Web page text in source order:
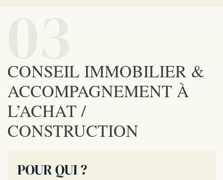
CONSEIL IMMOBILIER &
ACCOMPAGNEMENT À
L’ACHAT /
CONSTRUCTION
POUR QUI ?